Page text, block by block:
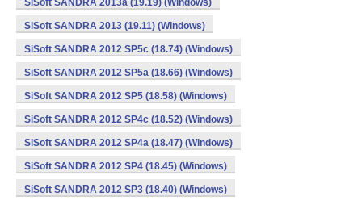
SiSoft SANDRA 2013a (19.19) (Windows)
SiSoft SANDRA 2013 (19.11) (Windows)
SiSoft SANDRA 2012 SP5c (18.74) (Windows)
SiSoft SANDRA 2012 SP5a (18.66) (Windows)
SiSoft SANDRA 2012 SP5 (18.58) (Windows)
SiSoft SANDRA 2012 SP4c (18.52) (Windows)
SiSoft SANDRA 2012 SP4a (18.47) (Windows)
SiSoft SANDRA 2012 SP4 (18.45) (Windows)
SiSoft SANDRA 2012 SP3 (18.40) (Windows)